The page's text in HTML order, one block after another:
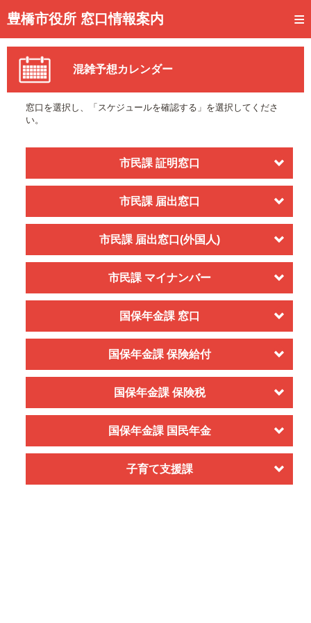
豊橋市役所 窓口情報案内
トップページ
事前予約
予約状況確認
メール通知登録
混雑予想カレンダー
混雑予想カレンダー
窓口を選択し、「スケジュールを確認する」を選択してくださ
い。
市民課 証明窓口
市民課 届出窓口
市民課 届出窓口(外国人)
市民課 マイナンバー
国保年金課 窓口
国保年金課 保険給付
国保年金課 保険税
国保年金課 国民年金
子育て支援課